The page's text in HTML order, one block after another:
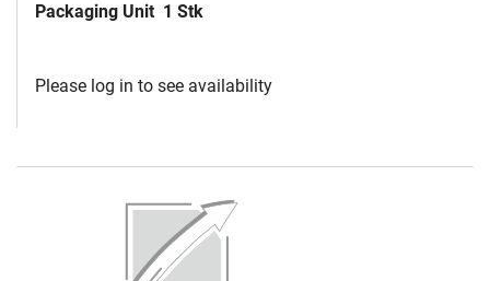
Packaging Unit 1 Stk
Please log in to see availability